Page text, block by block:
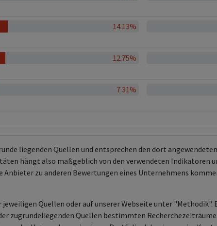
14.13%
12.75%
7.31%
liegenden Quellen und entsprechen den dort angewendeten
hängt also maßgeblich von den verwendeten Indikatoren
zu anderen Bewertungen eines Unternehmens
Quellen oder auf unserer Webseite unter "Methodik".
zugrundeliegenden Quellen bestimmten